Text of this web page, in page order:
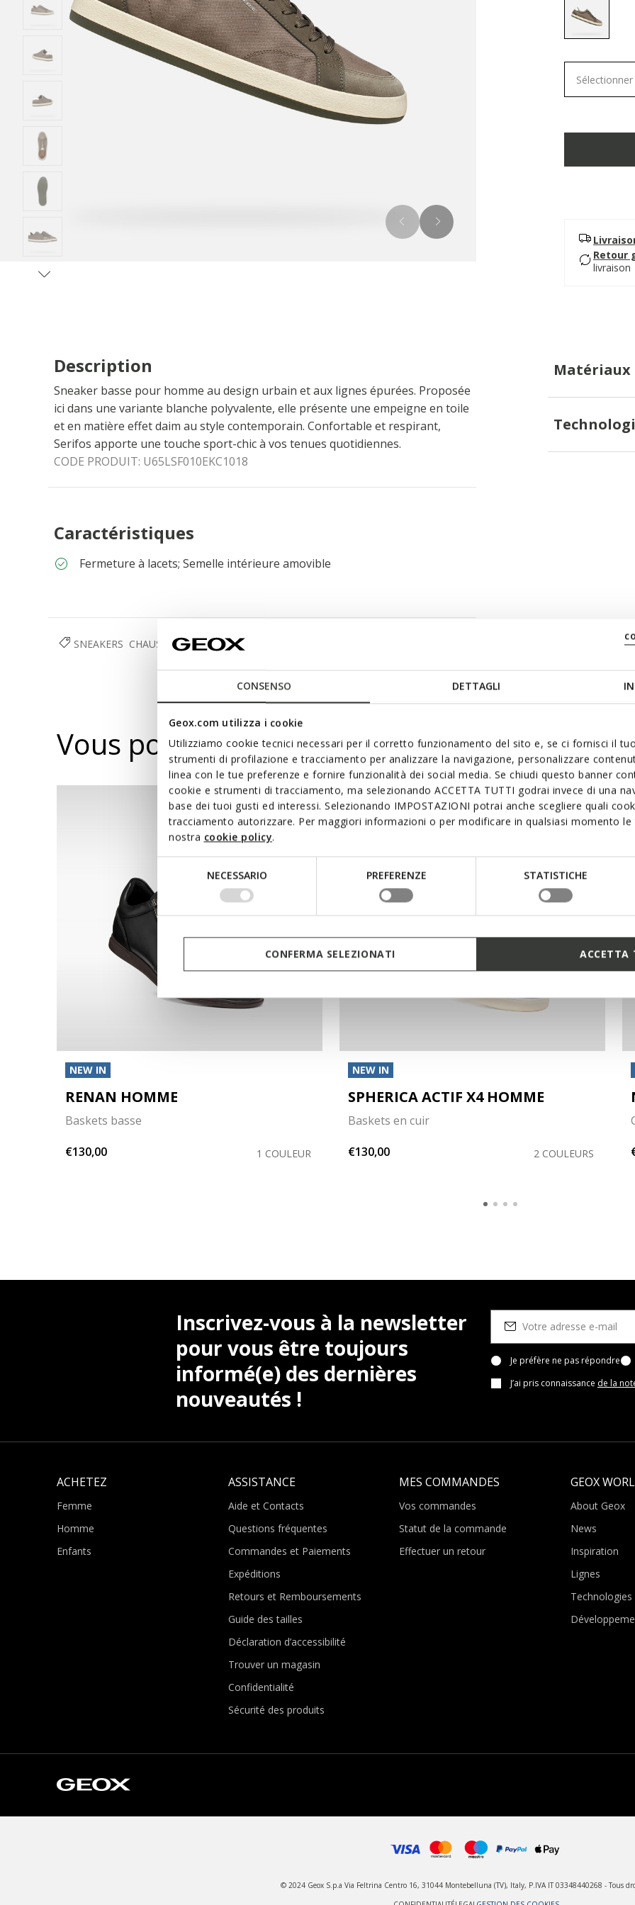
CONSENSO DETTAGLI
Geox.com utilizza i cookie
Utilizziamo cookie tecnici necessari per il corretto funzionamento del sito e, se ci fornisci il
strumenti di profilazione e tracciamento per analizzare la navigazione, personalizzare
linea con le tue preferenze e fornire funzionalità dei social media. Se chiudi questo banner
cookie e strumenti di tracciamento, ma selezionando ACCETTA TUTTI godrai invece di una
base dei tuoi gusti ed interessi. Selezionando IMPOSTAZIONI potrai anche scegliere quali
tracciamento autorizzare. Per maggiori informazioni o per modificare in qualsiasi momento
nostra cookie policy.
consenso
NECESSARIO PREFERENZE STATISTICHE
CONFERMA SELEZIONATI ACCETTA
Retour
livraison
Description
Sneaker basse pour homme au design urbain et aux lignes épurées. Proposée
ici dans une variante blanche polyvalente, elle présente une empeigne en toile
et en matière effet daim au style contemporain. Confortable et respirant,
Serifos apporte une touche sport-chic à vos tenues quotidiennes.
CODE PRODUIT: U65LSF010EKC1018
Caractéristiques
Fermeture à lacets; Semelle intérieure amovible
Matériaux
SNEAKERS CHAUSSURES HOMME
Vous pourriez aussi aimer
NEW IN
RENAN HOMME
Baskets basse
€130,00
1 COULEUR
NEW IN
SPHERICA ACTIF X4 HOMME
Baskets en cuir
€130,00
2 COULEURS
Inscrivez-vous à la newsletter
pour vous être toujours
informé(e) des dernières
nouveautés !
Je préfère ne pas répondre
J’ai pris connaissance de la
ACHETEZ
Femme
Homme
Enfants
ASSISTANCE
Aide et Contacts
Questions fréquentes
Commandes et Paiements
Expéditions
Retours et Remboursements
Guide des tailles
Déclaration d’accessibilité
Trouver un magasin
Confidentialité
Sécurité des produits
MES COMMANDES
Vos commandes
Statut de la commande
Effectuer un retour
GEOX
About Geox
News
Inspiration
Lignes
Technologies
© 2024 Geox S.p.a Via Feltrina Centro 16, 31044 Montebelluna (TV), Italy, P.IVA IT 03348440268 - Tous